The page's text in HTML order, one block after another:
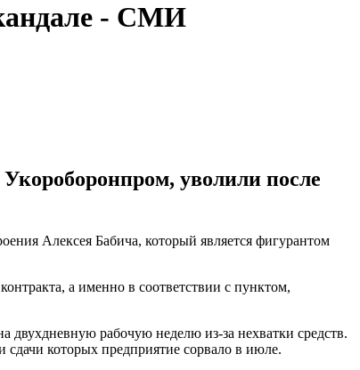
- СМИ
уволили после
Алексея Бабича, который является фигурантом
а именно в соответствии с пунктом,
рабочую неделю из-за нехватки средств.
которых предприятие сорвало в июле.